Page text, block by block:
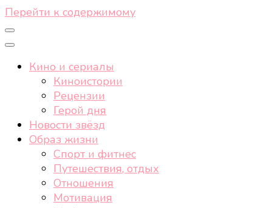
Перейти к содержимому
Кино и сериалы
Киноистории
Рецензии
Герой дня
Новости звёзд
Образ жизни
Спорт и фитнес
Путешествия, отдых
Отношения
Мотивация